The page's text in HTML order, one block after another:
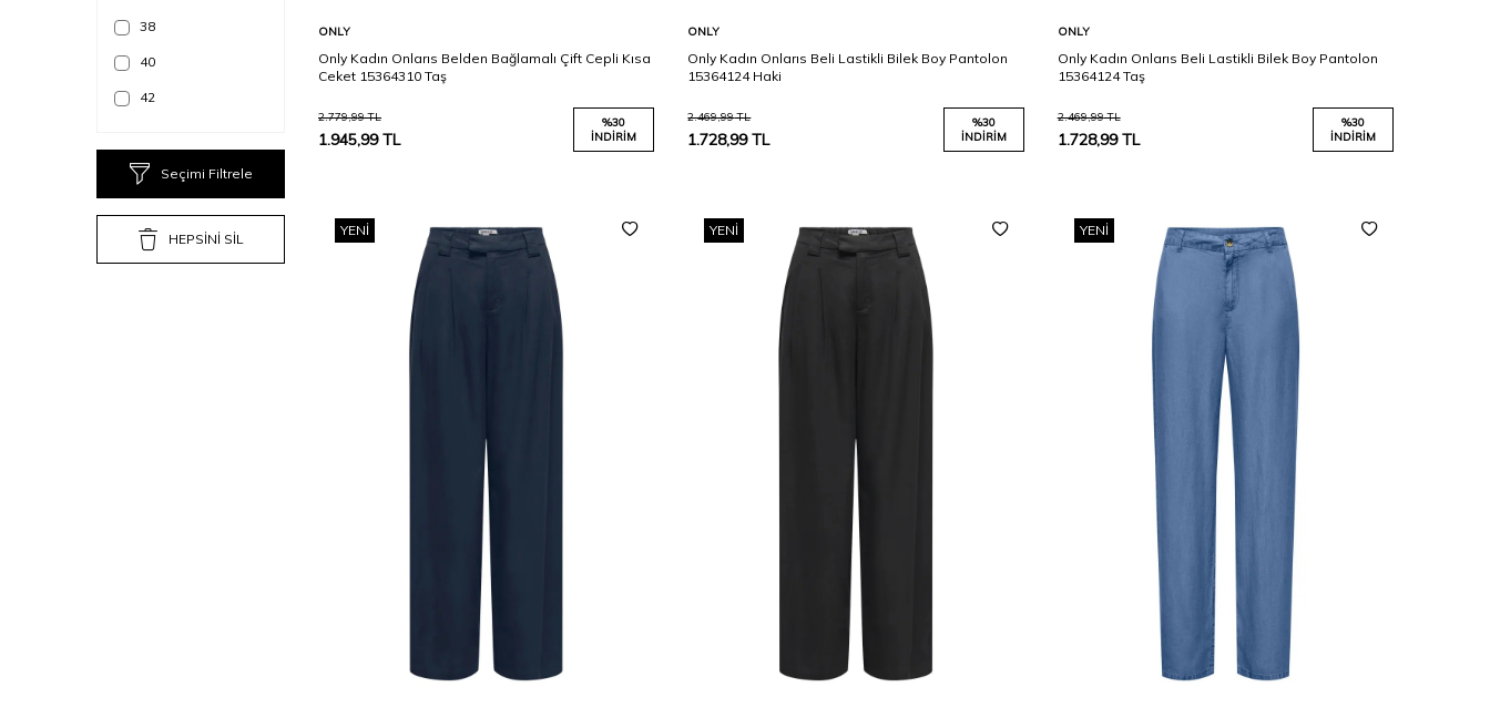
Oranj
Orta Mavi
Pembe
Pudra
38
40
42
52
54
25/30
Seçimi Filtrele
HEPSİNİ SİL
ONLY
Only Kadın Onlarıs Belden Bağlamalı Çift Cepli Kısa
Ceket 15364310 Taş
2.779,99TL
1.945,99TL
%30
İNDIRIM
ONLY
Only Kadın Onlarıs Beli Lastikli Bilek Boy Pantolon
15364124 Haki
2.469,99TL
1.728,99TL
%30
İNDIRIM
ONLY
Only Kadın Onlarıs Beli Lastikli Bilek Boy Pantolon
15364124 Taş
2.469,99TL
1.728,99TL
%30
İNDIRIM
YENI YENI YENI